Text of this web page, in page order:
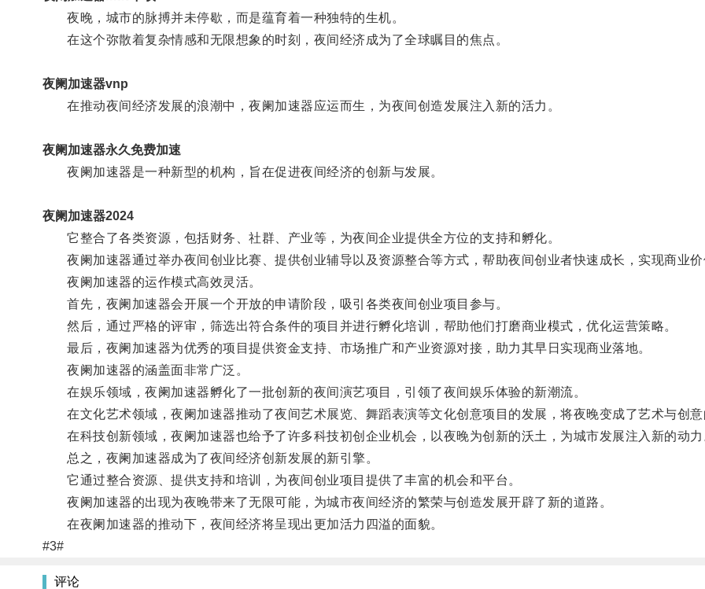
夜晚，城市的脉搏并未停歇，而是蕴育着一种独特的生机。
在这个弥散着复杂情感和无限想象的时刻，夜间经济成为了全球瞩目的焦点。
夜阑加速器vnp
在推动夜间经济发展的浪潮中，夜阑加速器应运而生，为夜间创造发展注入新的活力。
夜阑加速器永久免费加速
夜阑加速器是一种新型的机构，旨在促进夜间经济的创新与发展。
夜阑加速器2024
它整合了各类资源，包括财务、社群、产业等，为夜间企业提供全方位的支持和孵化。
夜阑加速器通过举办夜间创业比赛、提供创业辅导以及资源整合等方式，帮助夜间创业者快速成长，实现商业价
夜阑加速器的运作模式高效灵活。
首先，夜阑加速器会开展一个开放的申请阶段，吸引各类夜间创业项目参与。
然后，通过严格的评审，筛选出符合条件的项目并进行孵化培训，帮助他们打磨商业模式，优化运营策略。
最后，夜阑加速器为优秀的项目提供资金支持、市场推广和产业资源对接，助力其早日实现商业落地。
夜阑加速器的涵盖面非常广泛。
在娱乐领域，夜阑加速器孵化了一批创新的夜间演艺项目，引领了夜间娱乐体验的新潮流。
在文化艺术领域，夜阑加速器推动了夜间艺术展览、舞蹈表演等文化创意项目的发展，将夜晚变成了艺术与创意
在科技创新领域，夜阑加速器也给予了许多科技初创企业机会，以夜晚为创新的沃土，为城市发展注入新的动力
总之，夜阑加速器成为了夜间经济创新发展的新引擎。
它通过整合资源、提供支持和培训，为夜间创业项目提供了丰富的机会和平台。
夜阑加速器的出现为夜晚带来了无限可能，为城市夜间经济的繁荣与创造发展开辟了新的道路。
在夜阑加速器的推动下，夜间经济将呈现出更加活力四溢的面貌。
#3#
评论